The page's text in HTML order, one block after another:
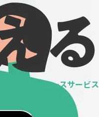
の データベースサービス